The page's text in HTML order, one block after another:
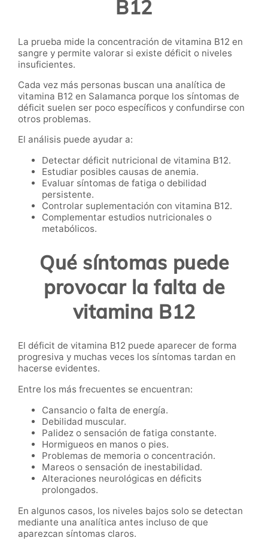
B12
La prueba mide la concentración de vitamina B12 en
sangre y permite valorar si existe déficit o niveles
insuficientes.
Cada vez más personas buscan una analítica de
vitamina B12 en Salamanca porque los síntomas de
déficit suelen ser poco específicos y confundirse con
otros problemas.
El análisis puede ayudar a:
Detectar déficit nutricional de vitamina B12.
Estudiar posibles causas de anemia.
Evaluar síntomas de fatiga o debilidad
persistente.
Controlar suplementación con vitamina B12.
Complementar estudios nutricionales o
metabólicos.
Qué síntomas puede
provocar la falta de
vitamina B12
El déficit de vitamina B12 puede aparecer de forma
progresiva y muchas veces los síntomas tardan en
hacerse evidentes.
Entre los más frecuentes se encuentran:
Cansancio o falta de energía.
Debilidad muscular.
Palidez o sensación de fatiga constante.
Hormigueos en manos o pies.
Problemas de memoria o concentración.
Mareos o sensación de inestabilidad.
Alteraciones neurológicas en déficits
prolongados.
En algunos casos, los niveles bajos solo se detectan
mediante una analítica antes incluso de que
aparezcan síntomas claros.